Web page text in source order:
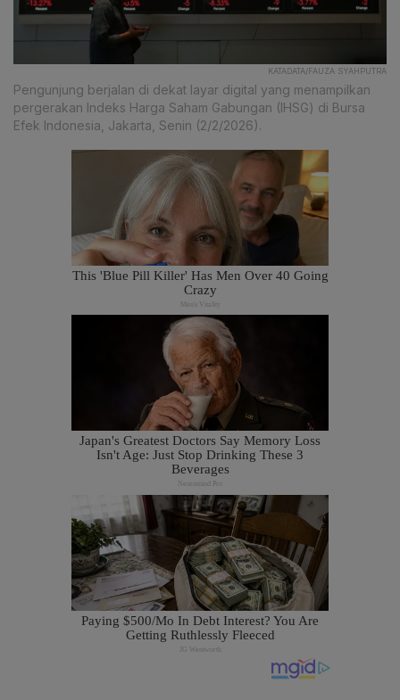
KATADATA/FAUZA SYAHPUTRA
Pengunjung berjalan di dekat layar digital yang menampilkan
pergerakan Indeks Harga Saham Gabungan (IHSG) di Bursa
Efek Indonesia, Jakarta, Senin (2/2/2026).